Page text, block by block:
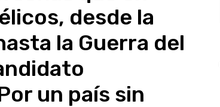
desde la
la Guerra del
un país sin